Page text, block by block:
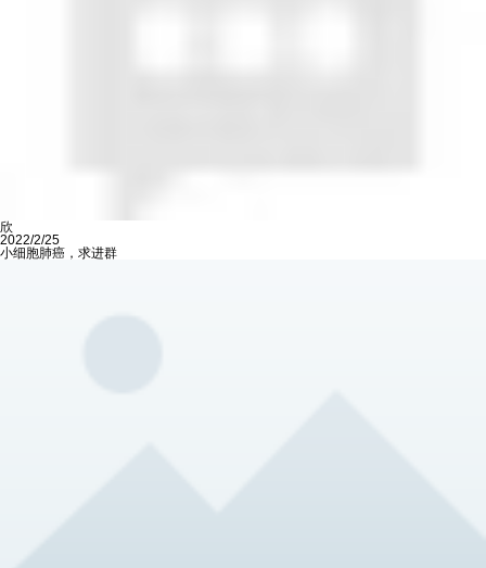
欣
2022/2/25
小细胞肺癌，求进群